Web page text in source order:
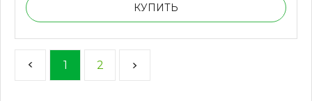
КУПИТЬ
1 2